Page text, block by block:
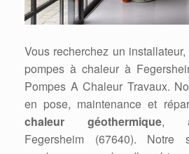
Vous recherchez un
pompes à chaleur à
Pompes A Chaleur Travaux.
en pose, maintenance et
chaleur géothermique,
Fegersheim (67640). Notre